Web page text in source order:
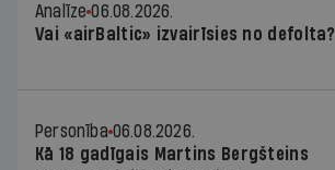
Analīze 06.08.2026.
Vai «airBaltic» izvairīsies no defolta?
Personība 06.08.2026.
Kā 18 gadīgais Martins Bergšteins